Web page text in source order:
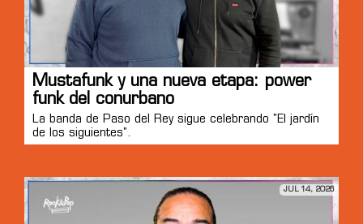
Mustafunk y una nueva etapa: power
funk del conurbano
La banda de Paso del Rey sigue celebrando "El jardín
de los siguientes".
JUL 14, 2026